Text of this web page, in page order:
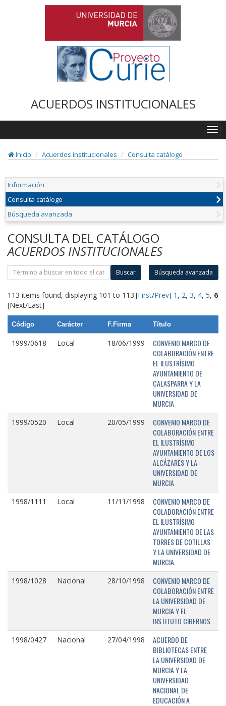
ACUERDOS INSTITUCIONALES
Inicio
Acuerdos institucionales Consulta catálogo
Información
Consulta catálogo
Búsqueda avanzada
CONSULTA DEL CATÁLOGO
ACUERDOS INSTITUCIONALES
Buscar Búsqueda avanzada
113 items found, displaying 101 to 113.[First/Prev] 1 , 2, 3, 4, 5, 6
[Next/Last]
Código Carácter F.Firma Título
1999/0618 Local 18/06/1999
CONVENIO MARCO DE
COLABORACIÓN ENTRE
EL ILUSTRÍSIMO
AYUNTAMIENTO DE
CALASPARRA Y LA
UNIVERSIDAD DE
MURCIA
1999/0520 Local 20/05/1999
CONVENIO MARCO DE
COLABORACIÓN ENTRE
EL ILUSTRÍSIMO
AYUNTAMIENTO DE LOS
ALCÁZARES Y LA
UNIVERSIDAD DE
MURCIA
1998/1111 Local 11/11/1998
CONVENIO MARCO DE
COLABORACIÓN ENTRE
EL ILUSTRÍSIMO
AYUNTAMIENTO DE LAS
TORRES DE COTILLAS
Y LA UNIVERSIDAD DE
MURCIA
1998/1028 Nacional 28/10/1998
CONVENIO MARCO DE
COLABORACIÓN ENTRE
LA UNIVERSIDAD DE
MURCIA Y EL
INSTITUTO CIBERNOS
1998/0427 Nacional 27/04/1998
ACUERDO DE
BIBLIOTECAS ENTRE
LA UNIVERSIDAD DE
MURCIA Y LA
UNIVERSIDAD
NACIONAL DE
EDUCACIÓN A